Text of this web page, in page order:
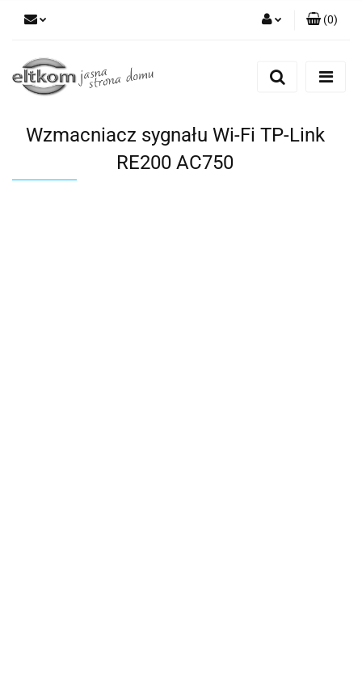
Zarejestruj się
(0)
Wzmacniacz sygnału Wi-Fi TP-Link
RE200 AC750